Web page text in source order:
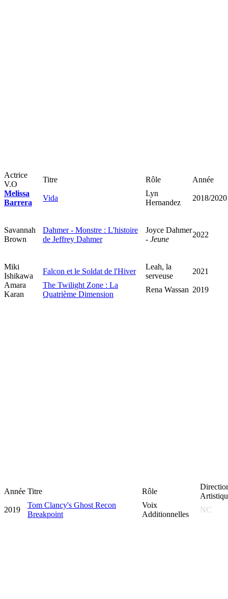
Actrice
V.O
Titre Rôle
Année
Melissa
Barrera
Vida
Lyn
Hernandez
2018/2020
Savannah
Brown
Dahmer - Monstre : L'histoire
de Jeffrey Dahmer
Joyce Dahmer
- Jeune
2022
Miki
Ishikawa
Falcon et le Soldat de l'Hiver
Leah, la
serveuse
2021
Amara
Karan
The Twilight Zone : La
Quatrième Dimension
Rena Wassan 2019
Année Titre Rôle
2019
Tom Clancy's Ghost Recon
Breakpoint
Voix
Additionnelles
NC